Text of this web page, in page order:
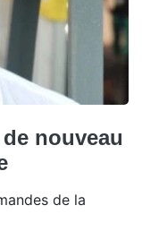
nouveau
de la